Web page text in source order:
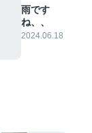
雨です
ね、、
2024.06.18